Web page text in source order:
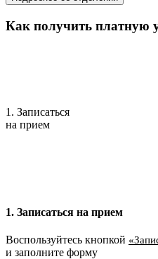
Как получить платную
1. Записаться
на прием
1. Записаться на прием
Воспользуйтесь кнопкой
и заполните форму